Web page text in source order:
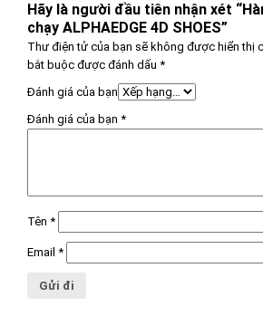
Hãy là người đầu tiên nhận xét
chạy ALPHAEDGE 4D SHOES”
Thư điện tử của bạn sẽ không được hiển thị
bắt buộc được đánh dấu *
Đánh giá của bạn
Đánh giá của bạn *
Tên *
Email *